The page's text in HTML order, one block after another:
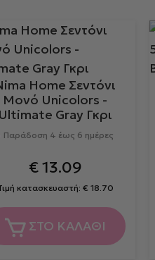
Home Σεντόνι
Μονό Unicolors -
Ultimate Gray Γκρι
Παράδοση 4 έως 6 ημέρες
€13.09
κατασκευαστή: € 18.70
ΣΤΟ ΚΑΛΑΘΙ